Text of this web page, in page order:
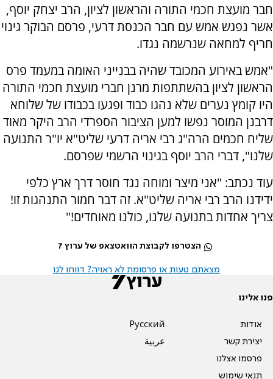
חבר מועצת חכמי התורה והראשון לציון, הרב יצחק יוסף,
אשר נפגש אמש עם חבר הכנסת דרעי, פרסם הבוקר גינוי
חריף למחאה שנרשמה נגדו.
"אמש באירוע המכובד שהיה בבנייני האומה במעמד פרס
הראשון לציון בהשתתפות מרנן חברי מועצת חכמי התורה
היו קומץ נערים שלא נהגו כבוד ופגעו בכבודו של שלוחא
דרבנן המוסר נפשו למען הציבור הספרדי הרב היקר מאוד
שליח חכמים הרה"ג רבי אריה דרעי שליט"א יו"ר התנועה
שלנו", דברי הרב יוסף בגינוי הרשמי שפרסם.
עוד נכתב: "אני מיצר ומוחה נגד חוסר דרך ארץ כלפי
ידידנו הרב רבי אריה שליט"א. זה דבר חמור התנהגות זו!
צריך אחדות בתנועה שלנו, כולנו מאוחדים!"
הצטרפו לקבוצת הוואטצאפ של ערוץ 7
מצאתם טעות או פרסומת לא ראויה? דווחו לנו
פנו אלינו
אודות
יצירת קשר
פרסמו אצלנו
תנאי שימוש
Pусский
عربية